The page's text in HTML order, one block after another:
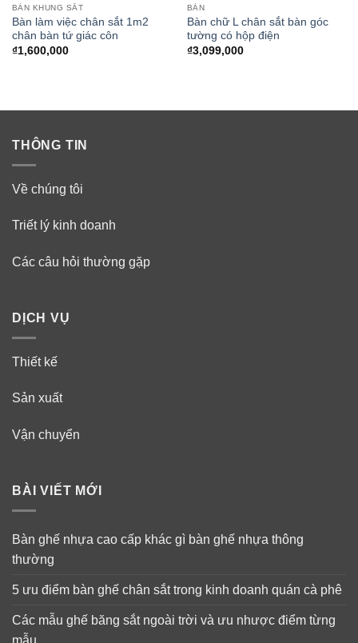
BÀN KHUNG SẮT
Bàn làm việc chân sắt 1m2
chân bàn tứ giác côn
₫1,600,000
BÀN
Bàn chữ L chân sắt bàn góc
tường có hộp điện
₫3,099,000
THÔNG TIN
Về chúng tôi
Triết lý kinh doanh
Các câu hỏi thường gặp
DỊCH VỤ
Thiết kế
Sản xuất
Vận chuyển
BÀI VIẾT MỚI
Bàn ghế nhựa cao cấp khác gì bàn ghế nhựa thông
thường
5 ưu điểm bàn ghế chân sắt trong kinh doanh quán cà phê
Các mẫu ghế băng sắt ngoài trời và ưu nhược điểm từng
mẫu